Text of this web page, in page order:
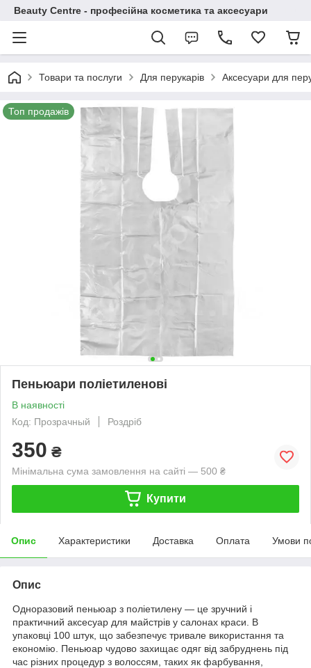
Beauty Centre - професійна косметика та аксесуари
Товари та послуги Для перукарів Аксесуари для
Топ продажів
Пеньюари поліетиленові
В наявності
Код: Прозрачный
Роздріб
350 ₴
Мінімальна сума замовлення на сайті — 500 ₴
Купити
Опис Характеристики Доставка Оплата Умови
Опис
Одноразовий пеньюар з поліетилену — це зручний і
практичний аксесуар для майстрів у салонах краси. В
упаковці 100 штук, що забезпечує тривале використання та
економію. Пеньюар чудово захищає одяг від забруднень під
час різних процедур з волоссям, таких як фарбування,